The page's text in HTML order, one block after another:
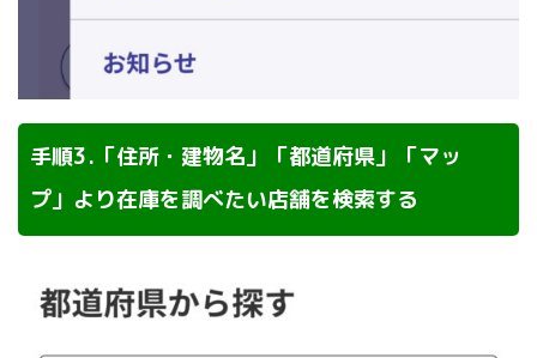
手順3.「住所・建物名」「都道府県」「マッ
プ」より在庫を調べたい店舗を検索する